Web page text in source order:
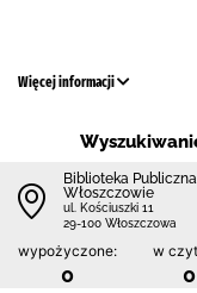
Więcej informacji
Biblioteka
Włoszczowie
ul. Kościuszki 11
29-100 Włoszczowa
wypożyczone:
0
w
0